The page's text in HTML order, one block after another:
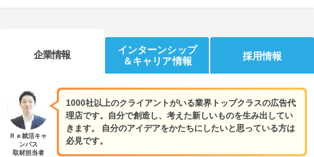
企業情報
インターンシップ
＆キャリア情報
採用情報
1000社以上のクライアントがいる業界トップクラスの広告代
理店です。自分で創造し、考えた新しいものを生み出してい
きます。 自分のアイデアをかたちにしたいと思っている方は
必見です。
Ｒｅ就活キャ
ンパス
取材担当者